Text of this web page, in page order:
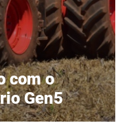
com o
Gen5